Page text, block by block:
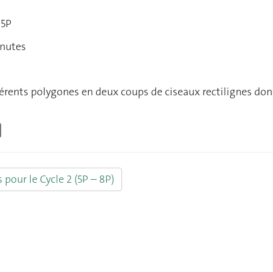
polygones en deux coups de ciseaux rectilignes
le Cycle 2 (5P – 8P)